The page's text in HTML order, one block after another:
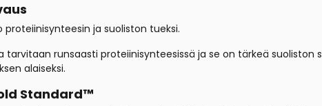
proteiinisynteesin ja suoliston tueksi.
tarvitaan runsaasti proteiinisynteesissä ja se on tärkeä
alaiseksi.
Standard™